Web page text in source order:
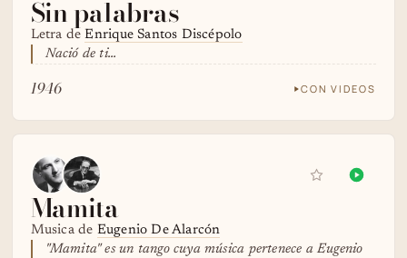
Sin palabras
Letra deEnrique Santos Discépolo
Nació de ti...
1946 CON VIDEOS
Mamita
Musica de Eugenio De Alarcón
"Mamita" es un tango cuya música pertenece a Eugenio